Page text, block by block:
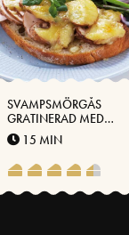
SVAMPSMÖRGÅS
GRATINERAD MED
VÄSTERBOTTENSOST
15 MIN